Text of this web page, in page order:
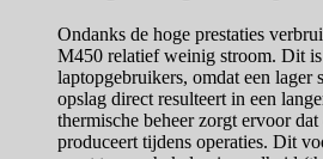
Ondanks de hoge prestaties
M450 relatief weinig stroom. Dit
laptopgebruikers, omdat een lager
opslag direct resulteert in een
thermische beheer zorgt ervoor
produceert tijdens operaties. Dit